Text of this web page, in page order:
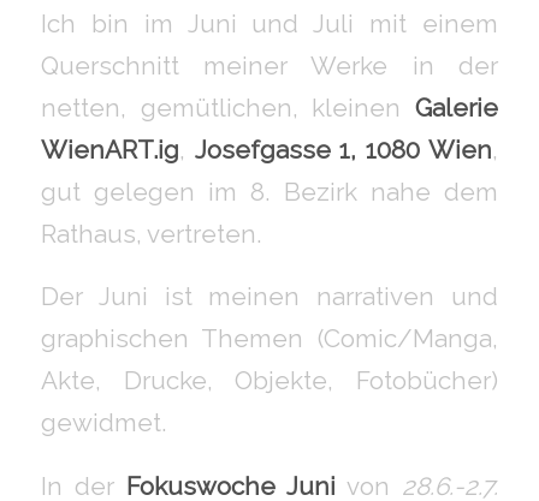
Ich bin im Juni und Juli mit einem
Querschnitt meiner Werke in der
netten, gemütlichen, kleinenGalerie
WienART.ig, Josefgasse 1, 1080 Wien,
gut gelegen im 8. Bezirk nahe dem
Rathaus, vertreten.
Der Juni ist meinen narrativen und
graphischen Themen (Comic/Manga,
Akte, Drucke, Objekte, Fotobücher)
gewidmet.
In der Fokuswoche Juni von 28.6.-2.7.